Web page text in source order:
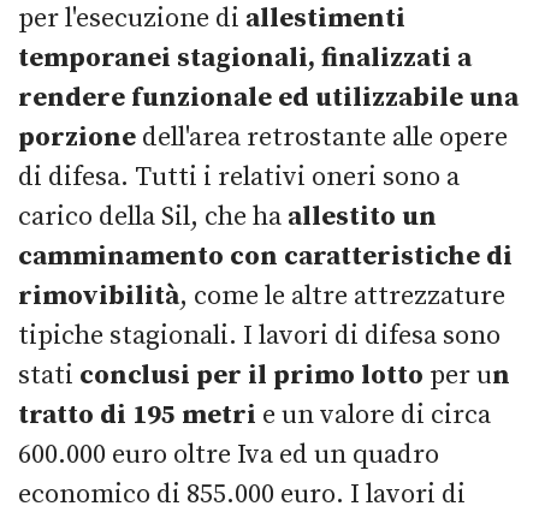
per l'esecuzione di allestimenti
temporanei stagionali, finalizzati a
rendere funzionale ed utilizzabile una
porzione dell'area retrostante alle opere
di difesa. Tutti i relativi oneri sono a
carico della Sil, che ha allestito un
camminamento con caratteristiche di
rimovibilità, come le altre attrezzature
tipiche stagionali. I lavori di difesa sono
stati conclusi per il primo lotto per un
tratto di 195 metri e un valore di circa
600.000 euro oltre Iva ed un quadro
economico di 855.000 euro. I lavori di